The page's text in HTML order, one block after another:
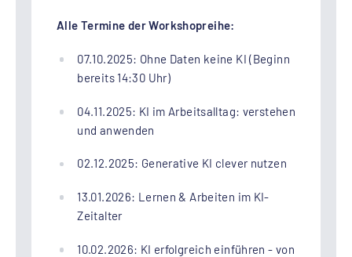
Alle Termine der Workshopreihe:
07.10.2025: Ohne Daten keine KI (Beginn
bereits 14:30 Uhr)
04.11.2025: KI im Arbeitsalltag: verstehen
und anwenden
02.12.2025: Generative KI clever nutzen
13.01.2026: Lernen & Arbeiten im KI-
Zeitalter
10.02.2026: KI erfolgreich einführen - von